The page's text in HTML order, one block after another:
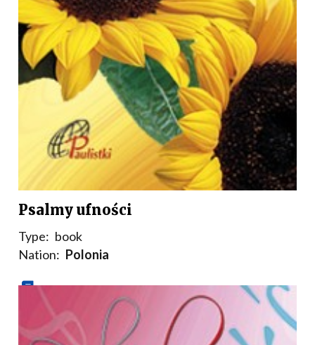
Psalmy ufności
Type: book
Nation: Polonia